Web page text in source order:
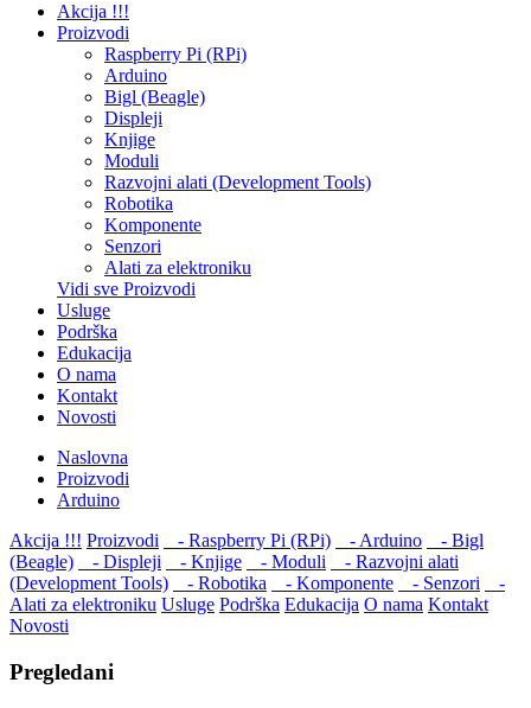
Akcija !!!
Proizvodi
Raspberry Pi (RPi)
Arduino
Bigl (Beagle)
Displеji
Knjige
Moduli
Razvojni alati (Development Tools)
Robotika
Komponente
Senzori
Alati za elektroniku
Vidi sve Proizvodi
Usluge
Podrška
Edukacija
O nama
Kontakt
Novosti
Naslovna
Proizvodi
Arduino
Akcija !!! Proizvodi - Raspberry Pi (RPi) - Arduino
- Bigl
(Beagle)
- Displеji - Knjige - Moduli
- Razvojni alati
(Development Tools)
- Robotika - Komponente - Senzori
-
Alati za elektroniku Usluge Podrška Edukacija O nama Kontakt
Novosti
Pregledani